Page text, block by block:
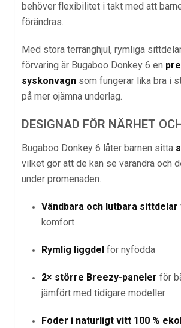
behöver flexibilitet i takt med att
förändras.
Med stora terränghjul, rymliga
förvaring är Bugaboo Donkey 6 en
syskonvagn som fungerar lika bra i
på mer ojämna underlag.
DESIGNAD FÖR NÄRHET
Bugaboo Donkey 6 låter barnen sitta
vilket gör att de kan se varandra och
under promenaden.
Vändbara och lutbara sittdelar
komfort
Rymlig liggdel för nyfödda
2× större Breezy-paneler för
jämfört med tidigare modeller
Foder i naturligt vitt 100 %